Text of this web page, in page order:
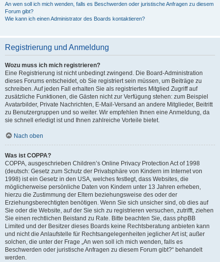
An wen soll ich mich wenden, falls es Beschwerden oder juristische Anfragen zu diesem
Forum gibt?
Wie kann ich einen Administrator des Boards kontaktieren?
Registrierung und Anmeldung
Wozu muss ich mich registrieren?
Eine Registrierung ist nicht unbedingt zwingend. Die Board-Administration
dieses Forums entscheidet, ob Sie registriert sein müssen, um Beiträge zu
schreiben. Auf jeden Fall erhalten Sie als registriertes Mitglied Zugriff auf
zusätzliche Funktionen, die Gästen nicht zur Verfügung stehen: zum Beispiel
Avatarbilder, Private Nachrichten, E-Mail-Versand an andere Mitglieder, Beitritt
zu Benutzergruppen und so weiter. Wir empfehlen Ihnen eine Anmeldung, da
sie schnell erledigt ist und Ihnen zahlreiche Vorteile bietet.
Nach oben
Was ist COPPA?
COPPA, ausgeschrieben Children’s Online Privacy Protection Act of 1998
(deutsch: Gesetz zum Schutz der Privatsphäre von Kindern im Internet von
1998) ist ein Gesetz in den USA, welches festlegt, dass Websites, die
möglicherweise persönliche Daten von Kindern unter 13 Jahren erheben,
hierzu die Zustimmung der Eltern beziehungsweise des oder der
Erziehungsberechtigten benötigen. Wenn Sie sich unsicher sind, ob dies auf
Sie oder die Website, auf der Sie sich zu registrieren versuchen, zutrifft, ziehen
Sie einen rechtlichen Beistand zu Rate. Bitte beachten Sie, dass phpBB
Limited und der Besitzer dieses Boards keine Rechtsberatung anbieten kann
und nicht die Anlaufstelle für Rechtsangelegenheiten jeglicher Art ist; außer
solchen, die unter der Frage „An wen soll ich mich wenden, falls es
Beschwerden oder juristische Anfragen zu diesem Forum gibt?“ behandelt
werden.